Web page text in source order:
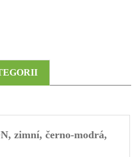
zimní, černo-modrá,